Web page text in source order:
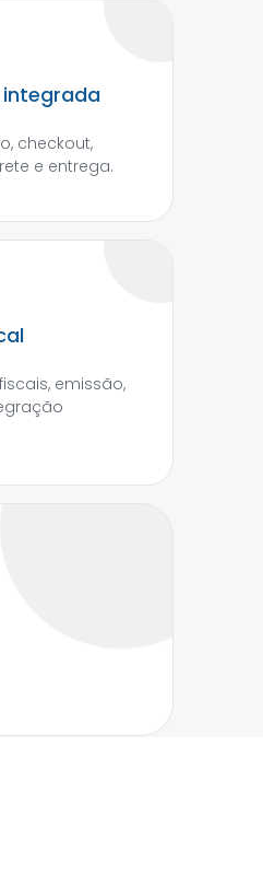
checkout,
e entrega.
emissão,